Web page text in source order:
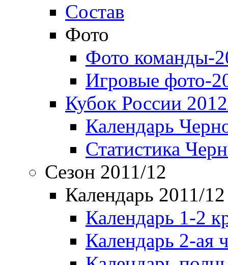
Состав
Фото
Фото команды-
Игровые фото-
Кубок России
Календарь
Статистика
Сезон 2011/12
Календарь 2011/12
Календарь 1-2
Календарь 2-ая